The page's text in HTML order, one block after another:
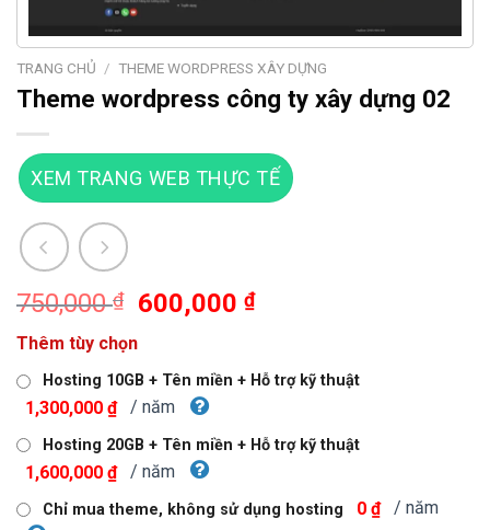
TRANG CHỦ / THEME WORDPRESS XÂY DỰNG
Theme wordpress công ty xây dựng 02
XEM TRANG WEB THỰC TẾ
750,000₫
Giá
là:
750,000 ₫.
600,000₫Giá
là:
Thêm tùy chọn
Hosting 10GB + Tên miền + Hỗ trợ kỹ thuật
1,300,000 ₫ / năm
Hosting 20GB + Tên miền + Hỗ trợ kỹ thuật
1,600,000 ₫ / năm
Chỉ mua theme, không sử dụng hosting 0 ₫ / năm